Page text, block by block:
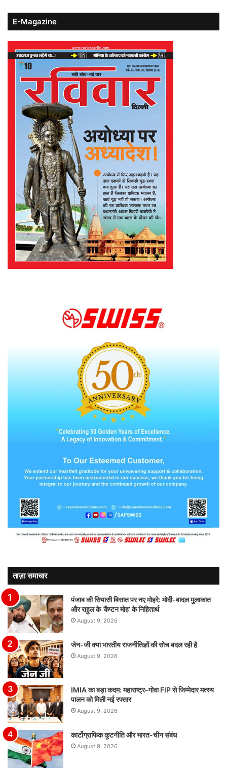
E-Magazine
ताज़ा समाचार
पंजाब की सियासी बिसात पर नए मोहरे: मोदी-बादल मुलाकात
और राहुल के ‘कैप्टन मोह’ के निहितार्थ
August 9, 2026
जेन-जी क्या भारतीय राजनीतिज्ञों की सोच बदल रही है
August 9, 2026
IMIA का बड़ा कदम: महाराष्ट्र–गोवा FIP से जिम्मेदार मत्स्य
पालन को मिली नई रफ्तार
August 9, 2026
कार्टोग्राफिक कूटनीति और भारत-चीन संबंध
August 9, 2026